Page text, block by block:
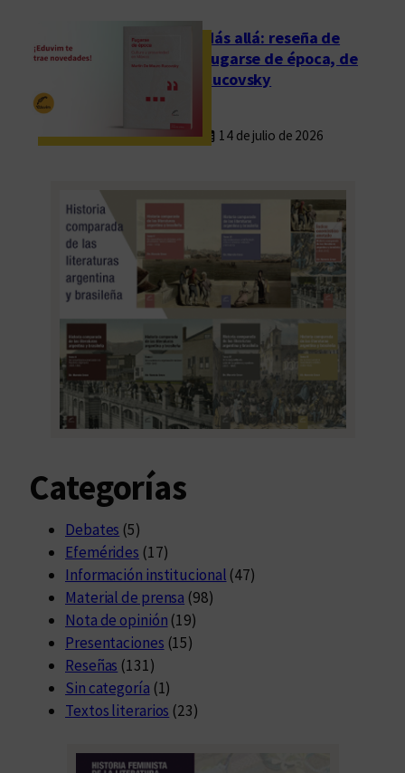
Más allá: reseña de
Fugarse de época, de
Rucovsky
14 de julio de 2026
Categorías
Debates (5)
Efemérides (17)
Información institucional (47)
Material de prensa (98)
Nota de opinión (19)
Presentaciones (15)
Reseñas (131)
Sin categoría (1)
Textos literarios (23)